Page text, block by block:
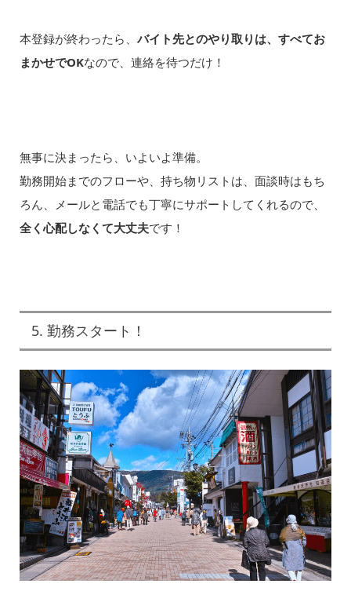
本登録が終わったら、 バイト先とのやり取りは、すべてお
まかせでOKなので、連絡を待つだけ！
無事に決まったら、いよいよ準備。
勤務開始までのフローや、持ち物リストは、面談時はもち
ろん、メールと電話でも丁寧にサポートしてくれるので、
全く心配しなくて大丈夫です！
5. 勤務スタート！